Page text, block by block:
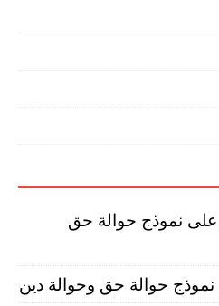
على نموذج حوالة حق
نموذج حوالة حق وحوالة دين